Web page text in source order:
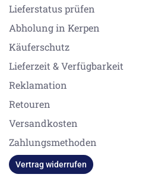
Lieferstatus prüfen
Abholung in Kerpen
Käuferschutz
Lieferzeit & Verfügbarkeit
Reklamation
Retouren
Versandkosten
Zahlungsmethoden
Vertrag widerrufen